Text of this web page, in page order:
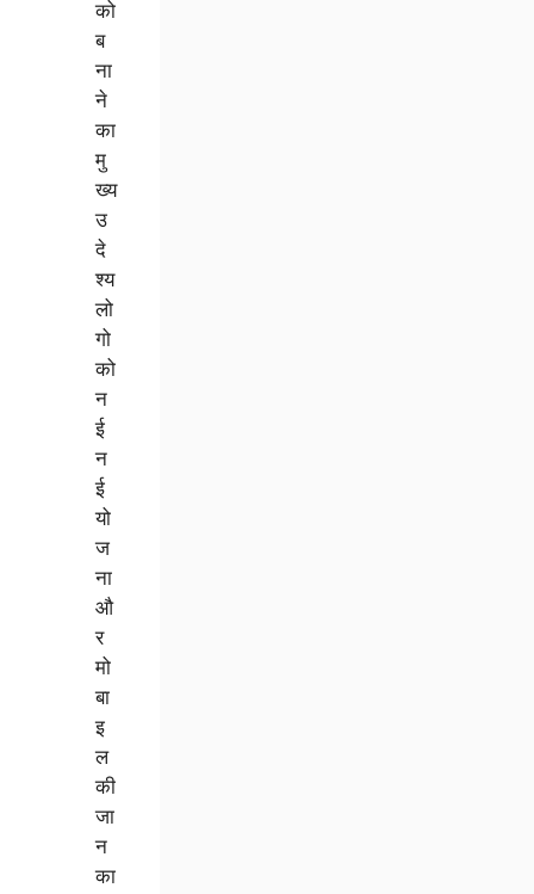
को
ब
ना
ने
का
मु
ख्य
उ
दे
श्य
लो
गो
को
न
ई
न
ई
यो
ज
ना
औ
र
मो
बा
इ
ल
की
जा
न
का